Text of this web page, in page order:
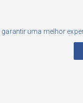
uma melhor